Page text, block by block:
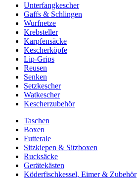
Unterfangkescher
Gaffs & Schlingen
Wurfnetze
Krebsteller
Karpfensäcke
Kescherköpfe
Lip-Grips
Reusen
Senken
Setzkescher
Watkescher
Kescherzubehör
Taschen
Boxen
Futterale
Sitzkiepen & Sitzboxen
Rucksäcke
Gerätekästen
Köderfischkessel, Eimer & Zubehör